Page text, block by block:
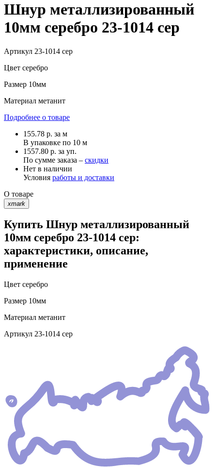
Шнур металлизированный
10мм серебро 23-1014 сер
Артикул 23-1014 сер
Цвет серебро
Размер 10мм
Материал метанит
Подробнее о товаре
155.78 р. за м
В упаковке по 10 м
1557.80 р. за уп.
По сумме заказа – скидки
Нет в наличии
Условия работы и доставки
О товаре
xmark
Купить Шнур металлизированный
10мм серебро 23-1014 сер:
характеристики, описание,
применение
Цвет серебро
Размер 10мм
Материал метанит
Артикул 23-1014 сер